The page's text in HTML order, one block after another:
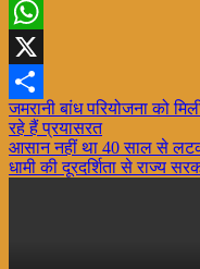
Facebook
WhatsApp
X
Share
Post
navigation
जमरानी बांध परियोजना को
रहे हैं प्रयासरत
आसान नहीं था 40 साल से
धामी की दूरदर्शिता से राज्य